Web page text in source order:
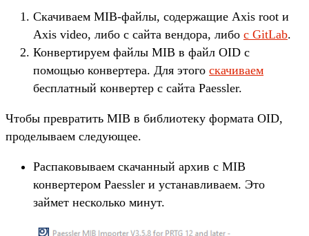
Скачиваем MIB-файлы, содержащие Axis root и
Axis video, либо с сайта вендора, либо с GitLab.
Конвертируем файлы MIB в файл OID с
помощью конвертера. Для этого скачиваем
бесплатный конвертер с сайта Paessler.
Чтобы превратить MIB в библиотеку формата OID,
проделываем следующее.
Распаковываем скачанный архив с MIB
конвертером Paessler и устанавливаем. Это
займет несколько минут.